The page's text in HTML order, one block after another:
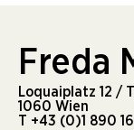
Freda
Loquaiplatz 12 /
1060 Wien
T +43 (0)1 890